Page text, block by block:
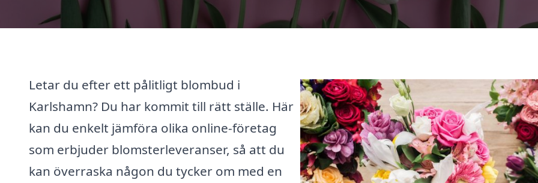
Letar du efter ett pålitligt blombud i
Karlshamn? Du har kommit till rätt ställe. Här
kan du enkelt jämföra olika online-företag
som erbjuder blomsterleveranser, så att du
kan överraska någon du tycker om med en